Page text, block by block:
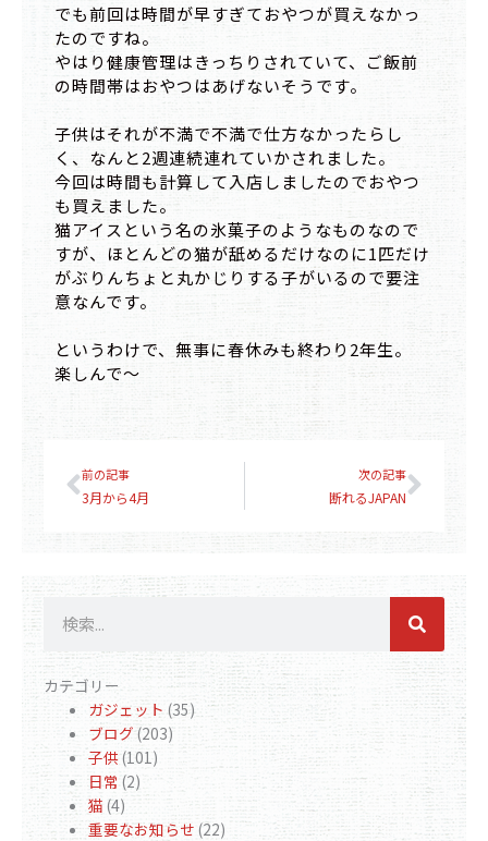
でも前回は時間が早すぎておやつが買えなかっ
たのですね。
やはり健康管理はきっちりされていて、ご飯前
の時間帯はおやつはあげないそうです。
子供はそれが不満で不満で仕方なかったらし
く、なんと2週連続連れていかされました。
今回は時間も計算して入店しましたのでおやつ
も買えました。
猫アイスという名の氷菓子のようなものなので
すが、ほとんどの猫が舐めるだけなのに1匹だけ
がぶりんちょと丸かじりする子がいるので要注
意なんです。
というわけで、無事に春休みも終わり2年生。
楽しんで～
Prev
前の記事
3月から4月
次の記事
断れるJAPAN
Next
カテゴリー
ガジェット (35)
ブログ (203)
子供(101)
日常 (2)
猫 (4)
重要なお知らせ (22)